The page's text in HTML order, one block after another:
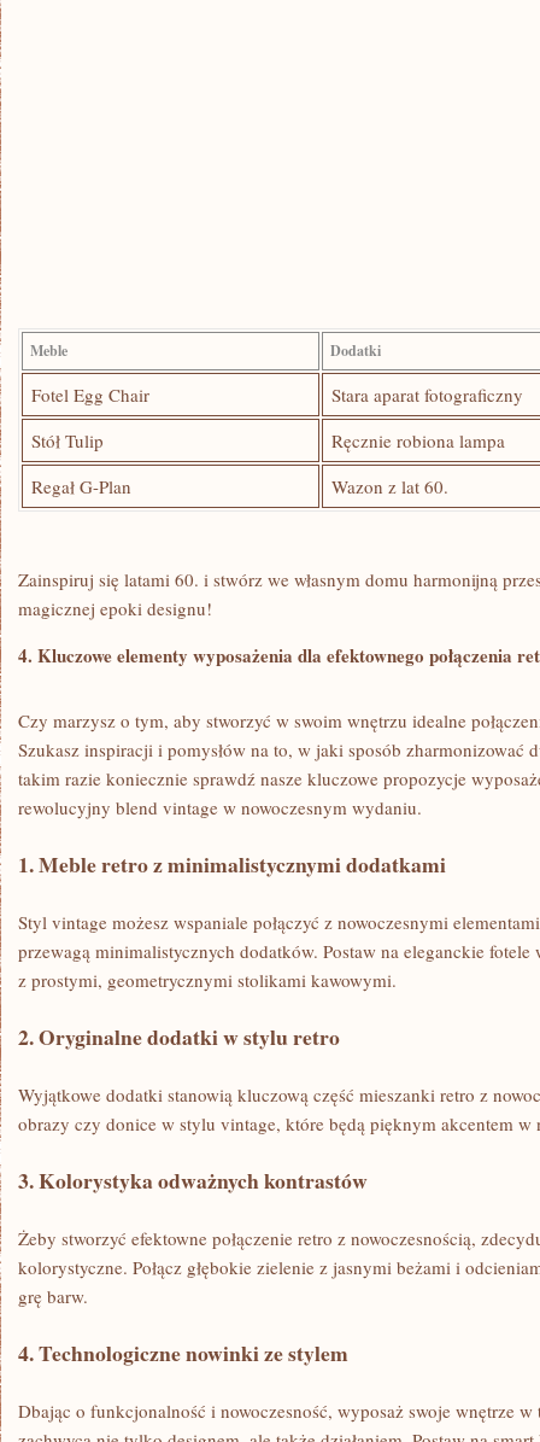
Meble Dodatki
Fotel Egg Chair
Stara aparat fotograficzny
Stół⁣ Tulip
Ręcznie robiona lampa
Regał G-Plan
Wazon z lat 60.
Zainspiruj się latami 60.⁢ i stwórz we własnym domu harmonijną
magicznej epoki designu!
4. Kluczowe elementy wyposażenia dla efektownego‍ połączenia
Czy marzysz ⁤o tym, ‌aby stworzyć w swoim wnętrzu‍ idealne
Szukasz inspiracji​ i pomysłów na to,⁢ w ⁢jaki sposób⁢ zharmonizować
takim razie koniecznie sprawdź nasze kluczowe propozycje
rewolucyjny​ blend vintage ⁣w nowoczesnym wydaniu.
1. Meble retro z minimalistycznymi dodatkami
Styl vintage ‍możesz wspaniale połączyć z nowoczesnymi
przewagą minimalistycznych dodatków. Postaw⁣ na eleganckie
z ​prostymi, geometrycznymi ⁣stolikami kawowymi.
2. Oryginalne dodatki w stylu retro
Wyjątkowe dodatki⁣ stanowią kluczową ‍część mieszanki retro z
obrazy czy donice w stylu vintage, które‍ będą pięknym akcentem w
3. Kolorystyka odważnych kontrastów
Żeby stworzyć ‍efektowne połączenie retro z nowoczesnością,
kolorystyczne. Połącz głębokie zielenie⁣ z jasnymi beżami i
‌grę barw.
4.⁤ Technologiczne nowinki ‌ze stylem
Dbając o funkcjonalność i nowoczesność, wyposaż ‍swoje ⁤wnętrze⁣